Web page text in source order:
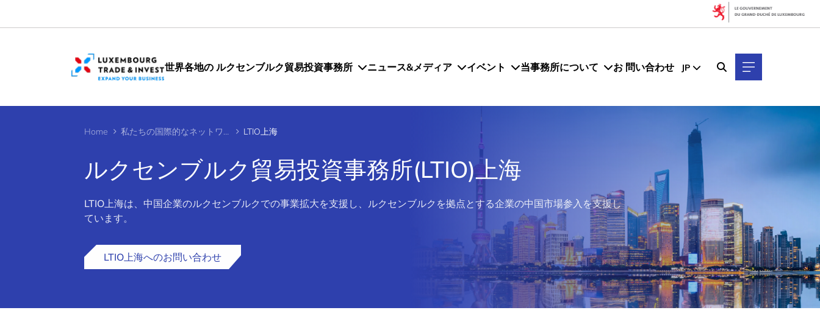
世界各地の ルクセンブルク貿易投資事務所 ニュース&メディア イベント 当事務所について お 問い合わせ JP
Home 私たちの国際的なネットワーク LTIO上海
ルクセンブルク貿易投資事務所(LTIO)上海
LTIO上海は、中国企業のルクセンブルクでの事業拡大を支援し、ルクセンブルクを拠点とする企業の中国市場参入を支援し
ています。
LTIO上海へのお問い合わせ